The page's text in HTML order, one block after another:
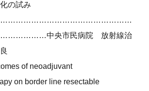
の試み
中央市民病院 放射線治
of neoadjuvant
on border line resectable